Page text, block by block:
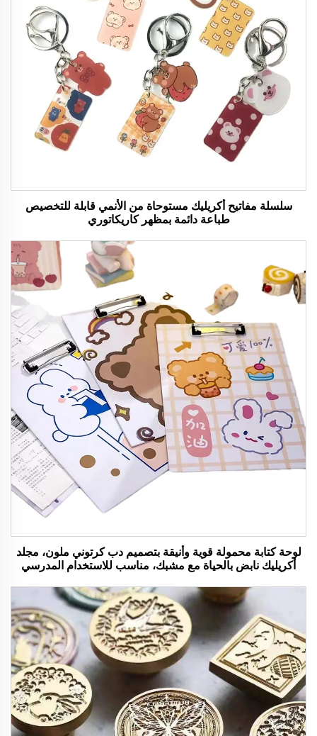
سلسلة مفاتيح أكريليك مستوحاة من الأنمي قابلة للتخصيص
طباعة دائمة بمظهر كاريكاتوري
لوحة كتابة محمولة قوية وأنيقة بتصميم دب كرتوني ملون، مجلد
أكريليك نابض بالحياة مع مشبك، مناسب للاستخدام المدرسي